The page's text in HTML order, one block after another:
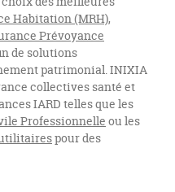
Habitation (MRH),
Prévoyance
de solutions
patrimonial. INIXIA
collectives santé et
IARD telles que les
Professionnelle ou les
pour des